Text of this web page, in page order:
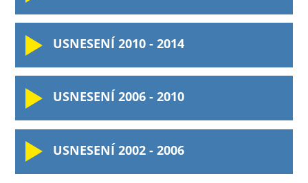
USNESENÍ 2010 - 2014
USNESENÍ 2006 - 2010
USNESENÍ 2002 - 2006